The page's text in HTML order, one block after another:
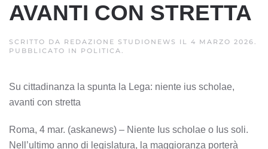
AVANTI CON STRETTA
SCRITTO DA REDAZIONE STUDIONEWS IL 4 MARZO 2026.
PUBBLICATO IN POLITICA.
Su cittadinanza la spunta la Lega: niente ius scholae,
avanti con stretta
Roma, 4 mar. (askanews) – Niente Ius scholae o Ius soli.
Nell’ultimo anno di legislatura, la maggioranza porterà